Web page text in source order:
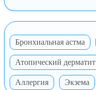
Бронхиальная астма
Атопический дерматит
Аллергия Экзема